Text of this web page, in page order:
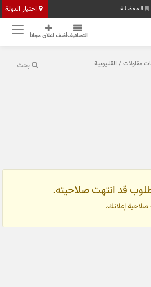
اختيار الدولة الـمـفـضـلـة
التصانيفأضف اعلان مجاناً
بحث مقاولات / القليوبية
قد انتهت صلاحيته.
إعلانك.